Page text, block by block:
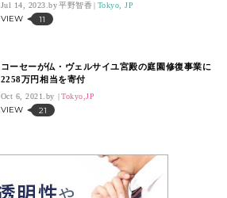
Jul 14, 2023. 平野智香 Tokyo, JP
VIEW 11
コーセーが仏・ヴェルサイユ宮殿の庭園修復事業に
2258万円相当を寄付
Oct 6, 2021. Tokyo,JP
VIEW 21